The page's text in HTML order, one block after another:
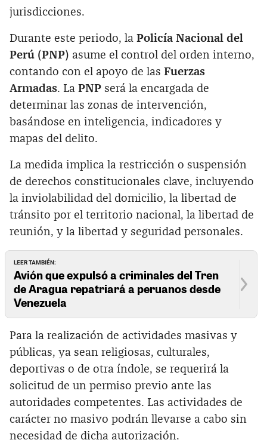
jurisdicciones.
Durante este periodo, la Policía Nacional del
Perú (PNP) asume el control del orden interno,
contando con el apoyo de las Fuerzas
Armadas. La PNP será la encargada de
determinar las zonas de intervención,
basándose en inteligencia, indicadores y
mapas del delito.
La medida implica la restricción o suspensión
de derechos constitucionales clave, incluyendo
la inviolabilidad del domicilio, la libertad de
tránsito por el territorio nacional, la libertad de
reunión, y la libertad y seguridad personales.
LEER TAMBIÉN:
Avión que expulsó a criminales del Tren
de Aragua repatriará a peruanos desde
Venezuela
Para la realización de actividades masivas y
públicas, ya sean religiosas, culturales,
deportivas o de otra índole, se requerirá la
solicitud de un permiso previo ante las
autoridades competentes. Las actividades de
carácter no masivo podrán llevarse a cabo sin
necesidad de dicha autorización.